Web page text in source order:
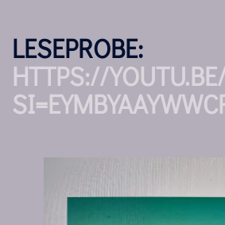
LESEPROBE:
HTTPS://